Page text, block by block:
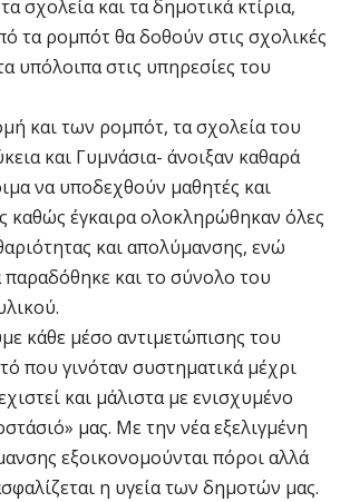
σχολεία και τα δημοτικά κτίρια,
τα ρομπότ θα δοθούν στις σχολικές
υπόλοιπα στις υπηρεσίες του
και των ρομπότ, τα σχολεία του
και Γυμνάσια- άνοιξαν καθαρά
να υποδεχθούν μαθητές και
καθώς έγκαιρα ολοκληρώθηκαν όλες
και απολύμανσης, ενώ
παραδόθηκε και το σύνολο του
κάθε μέσο αντιμετώπισης του
που γινόταν συστηματικά μέχρι
και μάλιστα με ενισχυμένο
μας. Με την νέα εξελιγμένη
εξοικονομούνται πόροι αλλά
η υγεία των δημοτών μας.